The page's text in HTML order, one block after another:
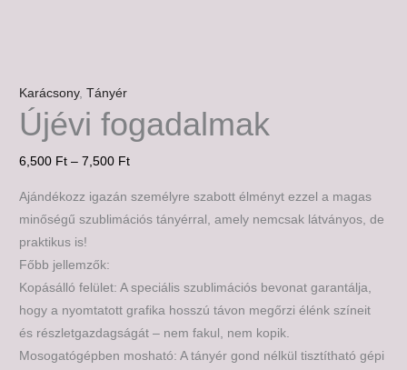
Karácsony,Tányér
Újévi fogadalmak
6,500 Ft – 7,500 Ft
Ajándékozz igazán személyre szabott élményt ezzel a magas
minőségű szublimációs tányérral, amely nemcsak látványos, de
praktikus is!
Főbb jellemzők:
Kopásálló felület: A speciális szublimációs bevonat garantálja,
hogy a nyomtatott grafika hosszú távon megőrzi élénk színeit
és részletgazdagságát – nem fakul, nem kopik.
Mosogatógépben mosható: A tányér gond nélkül tisztítható gépi